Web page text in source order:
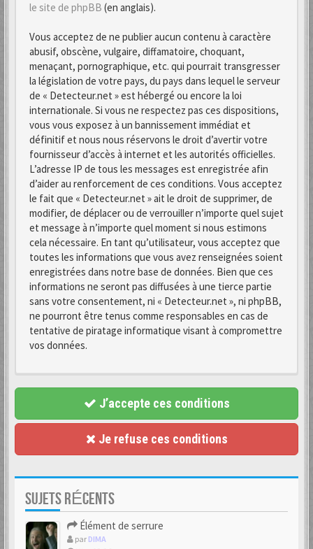
le site de phpBB (en anglais).
Vous acceptez de ne publier aucun contenu à caractère
abusif, obscène, vulgaire, diffamatoire, choquant,
menaçant, pornographique, etc. qui pourrait transgresser
la législation de votre pays, du pays dans lequel le serveur
de « Detecteur.net » est hébergé ou encore la loi
internationale. Si vous ne respectez pas ces dispositions,
vous vous exposez à un bannissement immédiat et
définitif et nous nous réservons le droit d’avertir votre
fournisseur d’accès à internet et les autorités officielles.
L’adresse IP de tous les messages est enregistrée afin
d’aider au renforcement de ces conditions. Vous acceptez
le fait que « Detecteur.net » ait le droit de supprimer, de
modifier, de déplacer ou de verrouiller n’importe quel sujet
et message à n’importe quel moment si nous estimons
cela nécessaire. En tant qu’utilisateur, vous acceptez que
toutes les informations que vous avez renseignées soient
enregistrées dans notre base de données. Bien que ces
informations ne seront pas diffusées à une tierce partie
sans votre consentement, ni « Detecteur.net », ni phpBB,
ne pourront être tenus comme responsables en cas de
tentative de piratage informatique visant à compromettre
vos données.
J’accepte ces conditions
Je refuse ces conditions
SUJETS RÉCENTS
Élément de serrure
par DIMA